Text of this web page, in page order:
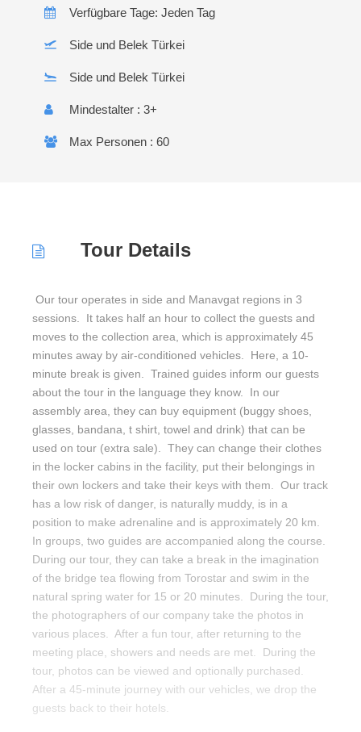
Verfügbare Tage: Jeden Tag
Side und Belek Türkei
Side und Belek Türkei
Mindestalter : 3+
Max Personen : 60
Tour Details
Our tour operates in side and Manavgat regions in 3
sessions. It takes half an hour to collect the guests and
moves to the collection area, which is approximately 45
minutes away by air-conditioned vehicles. Here, a 10-
minute break is given. Trained guides inform our guests
about the tour in the language they know. In our
assembly area, they can buy equipment (buggy shoes,
glasses, bandana, t shirt, towel and drink) that can be
used on tour (extra sale). They can change their clothes
in the locker cabins in the facility, put their belongings in
their own lockers and take their keys with them. Our track
has a low risk of danger, is naturally muddy, is in a
position to make adrenaline and is approximately 20 km.
In groups, two guides are accompanied along the course.
During our tour, they can take a break in the imagination
of the bridge tea flowing from Torostar and swim in the
natural spring water for 15 or 20 minutes. During the tour,
the photographers of our company take the photos in
various places. After a fun tour, after returning to the
meeting place, showers and needs are met. During the
tour, photos can be viewed and optionally purchased.
After a 45-minute journey with our vehicles, we drop the
guests back to their hotels.